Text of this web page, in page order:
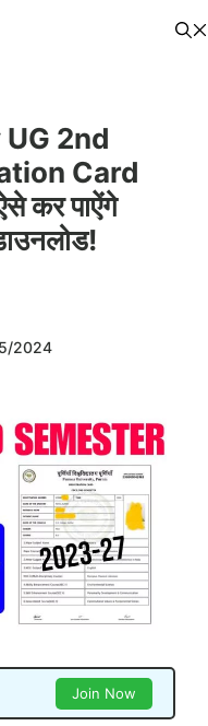
2nd
Card
कर पाऐंगे
2024
Join Now